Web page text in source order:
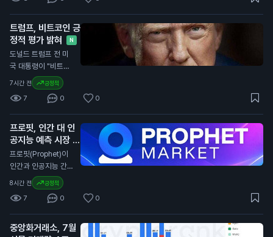
의 일자리 증가 예상
과 크게 다릅니다. 미
국 노동부의 데이터에
따르면 실업률은 4.
1%로 소폭 감소했습
니다. 경제 전문가들
은 85,000개의 일자
리 증가를 예상했으
나, 실제로는 감소했
습니다. 이는 연방준
비제도(Fed)가 금리
인상 여부를 결정하는
데 중요한 영향을 미
칠 수 있습니다. 이번
투자자에게 중요한 신
호입니다. 금리 인상
가격에 긍정적인 영향
을 미칠 수 있습니다.
트럼프, 비트코인 긍
정적 평가 밝혀
N
도널드 트럼프 전 미
국 대통령이 "비트코
인은 큰 일이다. 사람
들이 비트코인으로 결
제하고 있다. 이는 달
러에 대한 압박을 줄
인다. 우리나라에 좋
은 일이다"라고 말했
습니다. 트럼프의 발
언은 암호화폐에 대한
긍정적인 시각을 드러
냅니다. 그의 아들들
이 지분을 가진 암호
화폐 채굴 회사인 아
메리칸 비트코인은 최
7시간 전 긍정적
7 0 0
프로핏, 인간 대 인
공지능 예측 시장 출
시
N
프로핏(Prophet)이
인간과 인공지능 간의
예측 시장을 출시했습
니다. 사용자는 어떤
주제든 시장을 만들고
프로핏과 직접 거래할
수 있습니다. 이 서비
8시간 전 긍정적
7 0 0
중앙화거래소, 7월